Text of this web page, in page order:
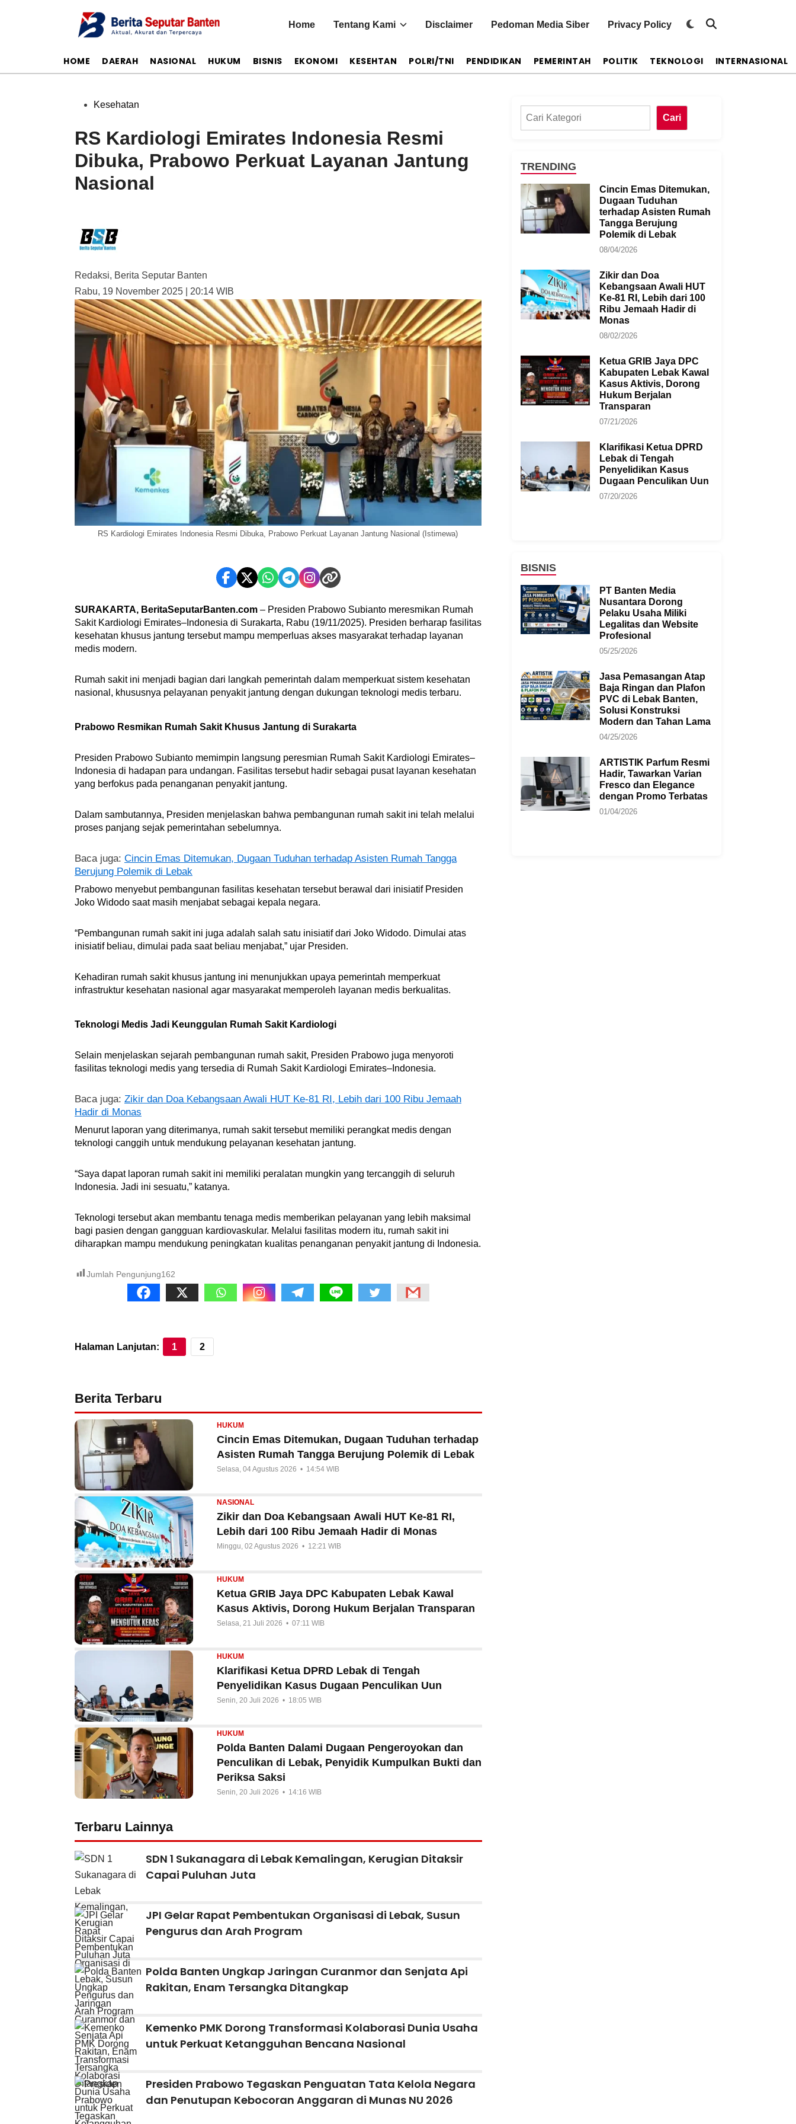
Home Tentang Kami Disclaimer Pedoman Media Siber Privacy Policy
Switch
mode
Open
HOME DAERAH NASIONAL HUKUM BISNIS EKONOMI KESEHTAN POLRI/TNI PENDIDIKAN PEMERINTAH POLITIK TEKNOLOGI INTERNASIONAL
PostedKesehatan
RS Kardiologi Emirates Indonesia Resmi
Dibuka, Prabowo Perkuat Layanan Jantung
Nasional
Redaksi, Berita Seputar Banten
Rabu, 19 November 2025 | 20:14 WIB
RS Kardiologi Emirates Indonesia Resmi Dibuka, Prabowo Perkuat Layanan Jantung Nasional (Istimewa)
SURAKARTA, BeritaSeputarBanten.com – Presiden Prabowo Subianto meresmikan Rumah
Sakit Kardiologi Emirates–Indonesia di Surakarta, Rabu (19/11/2025). Presiden berharap fasilitas
kesehatan khusus jantung tersebut mampu memperluas akses masyarakat terhadap layanan
medis modern.
Rumah sakit ini menjadi bagian dari langkah pemerintah dalam memperkuat sistem kesehatan
nasional, khususnya pelayanan penyakit jantung dengan dukungan teknologi medis terbaru.
Prabowo Resmikan Rumah Sakit Khusus Jantung di Surakarta
Presiden Prabowo Subianto memimpin langsung peresmian Rumah Sakit Kardiologi Emirates–
Indonesia di hadapan para undangan. Fasilitas tersebut hadir sebagai pusat layanan kesehatan
yang berfokus pada penanganan penyakit jantung.
Dalam sambutannya, Presiden menjelaskan bahwa pembangunan rumah sakit ini telah melalui
proses panjang sejak pemerintahan sebelumnya.
Baca juga: Cincin Emas Ditemukan, Dugaan Tuduhan terhadap Asisten Rumah Tangga
Berujung Polemik di Lebak
Prabowo menyebut pembangunan fasilitas kesehatan tersebut berawal dari inisiatif Presiden
Joko Widodo saat masih menjabat sebagai kepala negara.
“Pembangunan rumah sakit ini juga adalah salah satu inisiatif dari Joko Widodo. Dimulai atas
inisiatif beliau, dimulai pada saat beliau menjabat,” ujar Presiden.
Kehadiran rumah sakit khusus jantung ini menunjukkan upaya pemerintah memperkuat
infrastruktur kesehatan nasional agar masyarakat memperoleh layanan medis berkualitas.
Teknologi Medis Jadi Keunggulan Rumah Sakit Kardiologi
Selain menjelaskan sejarah pembangunan rumah sakit, Presiden Prabowo juga menyoroti
fasilitas teknologi medis yang tersedia di Rumah Sakit Kardiologi Emirates–Indonesia.
Baca juga: Zikir dan Doa Kebangsaan Awali HUT Ke-81 RI, Lebih dari 100 Ribu Jemaah
Hadir di Monas
Menurut laporan yang diterimanya, rumah sakit tersebut memiliki perangkat medis dengan
teknologi canggih untuk mendukung pelayanan kesehatan jantung.
“Saya dapat laporan rumah sakit ini memiliki peralatan mungkin yang tercanggih di seluruh
Indonesia. Jadi ini sesuatu,” katanya.
Teknologi tersebut akan membantu tenaga medis memberikan pelayanan yang lebih maksimal
bagi pasien dengan gangguan kardiovaskular. Melalui fasilitas modern itu, rumah sakit ini
diharapkan mampu mendukung peningkatan kualitas penanganan penyakit jantung di Indonesia.
Jumlah Pengunjung162
Halaman Lanjutan: 1 2
Berita Terbaru
HUKUM
Cincin Emas Ditemukan, Dugaan Tuduhan terhadap
Asisten Rumah Tangga Berujung Polemik di Lebak
Selasa, 04 Agustus 2026 • 14:54 WIB
NASIONAL
Zikir dan Doa Kebangsaan Awali HUT Ke-81 RI,
Lebih dari 100 Ribu Jemaah Hadir di Monas
Minggu, 02 Agustus 2026 • 12:21 WIB
HUKUM
Ketua GRIB Jaya DPC Kabupaten Lebak Kawal
Kasus Aktivis, Dorong Hukum Berjalan Transparan
Selasa, 21 Juli 2026 • 07:11 WIB
HUKUM
Klarifikasi Ketua DPRD Lebak di Tengah
Penyelidikan Kasus Dugaan Penculikan Uun
Senin, 20 Juli 2026 • 18:05 WIB
HUKUM
Polda Banten Dalami Dugaan Pengeroyokan dan
Penculikan di Lebak, Penyidik Kumpulkan Bukti dan
Periksa Saksi
Senin, 20 Juli 2026 • 14:16 WIB
Terbaru Lainnya
SDN 1 Sukanagara di Lebak Kemalingan, Kerugian Ditaksir
Capai Puluhan Juta
JPI Gelar Rapat Pembentukan Organisasi di Lebak, Susun
Pengurus dan Arah Program
Polda Banten Ungkap Jaringan Curanmor dan Senjata Api
Rakitan, Enam Tersangka Ditangkap
Kemenko PMK Dorong Transformasi Kolaborasi Dunia Usaha
untuk Perkuat Ketangguhan Bencana Nasional
Presiden Prabowo Tegaskan Penguatan Tata Kelola Negara
dan Penutupan Kebocoran Anggaran di Munas NU 2026
Cari
Cari
TRENDING
Cincin Emas Ditemukan,
Dugaan Tuduhan
terhadap Asisten Rumah
Tangga Berujung
Polemik di Lebak
08/04/2026
Zikir dan Doa
Kebangsaan Awali HUT
Ke-81 RI, Lebih dari 100
Ribu Jemaah Hadir di
Monas
08/02/2026
Ketua GRIB Jaya DPC
Kabupaten Lebak Kawal
Kasus Aktivis, Dorong
Hukum Berjalan
Transparan
07/21/2026
Klarifikasi Ketua DPRD
Lebak di Tengah
Penyelidikan Kasus
Dugaan Penculikan Uun
07/20/2026
BISNIS
PT Banten Media
Nusantara Dorong
Pelaku Usaha Miliki
Legalitas dan Website
Profesional
05/25/2026
Jasa Pemasangan Atap
Baja Ringan dan Plafon
PVC di Lebak Banten,
Solusi Konstruksi
Modern dan Tahan Lama
04/25/2026
ARTISTIK Parfum Resmi
Hadir, Tawarkan Varian
Fresco dan Elegance
dengan Promo Terbatas
01/04/2026